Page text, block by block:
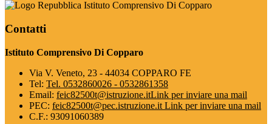
Istituto Comprensivo Di Copparo
Contatti
Istituto Comprensivo Di Copparo
Via V. Veneto, 23 - 44034 COPPARO FE
Tel: Tel. 0532860026 - 0532861358
Email: feic82500t@istruzione.itLink per inviare una mail
PEC: feic82500t@pec.istruzione.it Link per inviare una mail
C.F.: 93091060389